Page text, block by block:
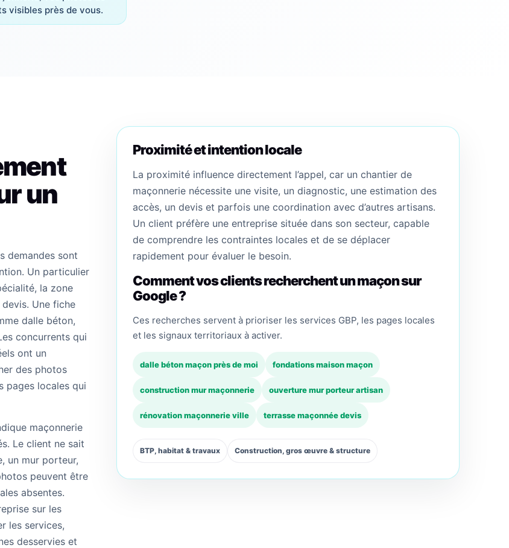
visibles près de vous.
un
demandes sont
Un particulier
la zone
Une fiche
dalle béton,
concurrents qui
ont un
des photos
pages locales qui
maçonnerie
Le client ne sait
un mur porteur,
peuvent être
absentes.
sur les
les services,
desservies et
Proximité et intention locale
La proximité influence directement l’appel, car un chantier de
maçonnerie nécessite une visite, un diagnostic, une estimation des
accès, un devis et parfois une coordination avec d’autres artisans.
Un client préfère une entreprise située dans son secteur, capable
de comprendre les contraintes locales et de se déplacer
rapidement pour évaluer le besoin.
Comment vos clients recherchent un maçon sur
Google ?
Ces recherches servent à prioriser les services GBP, les pages locales
et les signaux territoriaux à activer.
dalle béton maçon près de moi fondations maison maçon
construction mur maçonnerie ouverture mur porteur artisan
rénovation maçonnerie ville terrasse maçonnée devis
BTP, habitat & travaux Construction, gros œuvre & structure